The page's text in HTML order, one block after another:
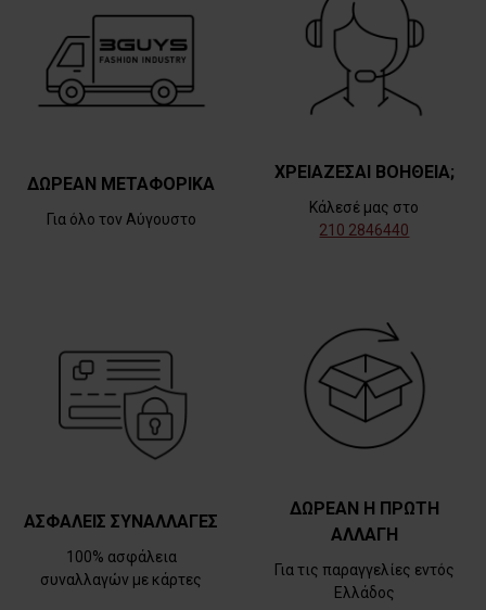
ΔΩΡΕΑΝ ΜΕΤΑΦΟΡΙΚΑ
Για όλο τον Αύγουστο
ΧΡΕΙΑΖΕΣΑΙ ΒΟΗΘΕΙΑ;
Κάλεσέ μας στο
210 2846440
ΑΣΦΑΛΕΙΣ ΣΥΝΑΛΛΑΓΕΣ
100% ασφάλεια
συναλλαγών με κάρτες
ΔΩΡΕΑΝ Η ΠΡΩΤΗ
ΑΛΛΑΓΗ
Για τις παραγγελίες εντός
Ελλάδος